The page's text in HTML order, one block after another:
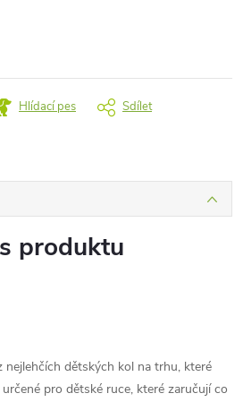
Hlídací pes Sdílet
produktu
nejlehčích dětských kol na trhu, které
pro dětské ruce, které zaručují co